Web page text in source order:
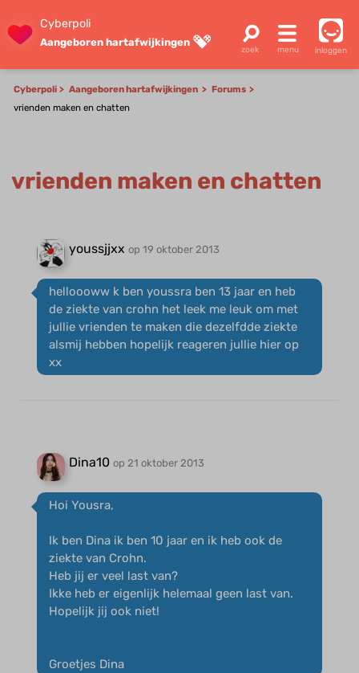
Cyberpoli
Aangeboren hartafwijkingen
inloggen
Cyberpoli Aangeboren hartafwijkingen
Forums
vrienden maken en chatten
vrienden maken en chatten
youssjjxx op 19 oktober 2013
helloooww k ben youssra ben 13 jaar en heb
de ziekte van crohn het leek me leuk om met
jullie vrienden te maken die dezelfdde ziekte
alsmij hebben hopelijk reageren jullie hier op
xx
Dina10 op 21 oktober 2013
Hoi Yousra,
Ik ben Dina ik ben 10 jaar en ik heb ook de
ziekte van Crohn.
Heb jij er veel last van?
Ikke heb er eigenlijk helemaal geen last van.
Hopelijk jij ook niet!
Groetjes Dina